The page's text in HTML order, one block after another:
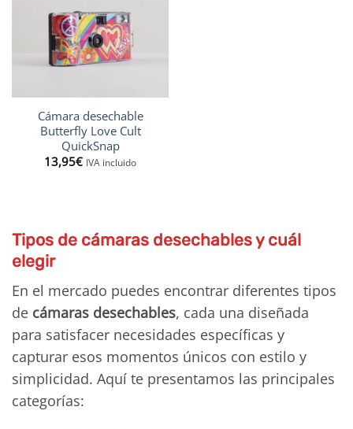
Cámara desechable
Butterfly Love Cult
QuickSnap
13,95€ IVA incluido
Tipos de cámaras desechables y cuál
elegir
En el mercado puedes encontrar diferentes tipos
de cámaras desechables, cada una diseñada
para satisfacer necesidades específicas y
capturar esos momentos únicos con estilo y
simplicidad. Aquí te presentamos las principales
categorías: